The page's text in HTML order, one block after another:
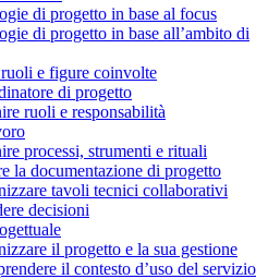
di progetto in base al focus
di progetto in base all’ambito di
e figure coinvolte
di progetto
ruoli e responsabilità
processi, strumenti e rituali
la documentazione di progetto
tavoli tecnici collaborativi
decisioni
il progetto e la sua gestione
il contesto d’uso del servizio